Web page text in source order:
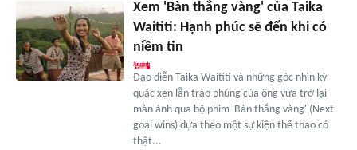
Xem 'Bàn thắng vàng' của Taika
Waititi: Hạnh phúc sẽ đến khi có
niềm tin
Đạo diễn Taika Waititi và những góc nhìn kỳ
quặc xen lẫn trào phúng của ông vừa trở lại
màn ảnh qua bộ phim 'Bàn thắng vàng' (Next
goal wins) dựa theo một sự kiện thể thao có
thật...